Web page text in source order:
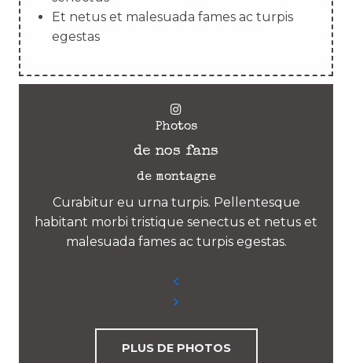
Et netus et malesuada fames ac turpis
egestas
Photos
de nos fans
de montagne
Curabitur eu urna turpis. Pellentesque
habitant morbi tristique senectus et netus et
malesuada fames ac turpis egestas.
PLUS DE PHOTOS